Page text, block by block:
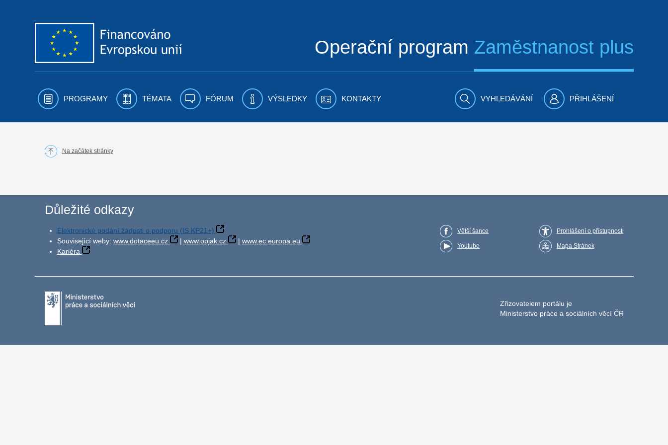
Operační program Zaměstnanost plus
PROGRAMY TÉMATA FÓRUM VÝSLEDKY KONTAKTY VYHLEDÁVÁNÍ PŘIHLÁŠENÍ
Na začátek stránky
Důležité odkazy
Elektronické podání žádosti o podporu (IS KP21+)
Související weby: www.dotaceeu.cz | www.opjak.cz | www.ec.europa.eu
Kariéra
Větší šance
Youtube
Prohlášení o přístupnosti
Mapa Stránek
Zřizovatelem portálu je
Ministerstvo práce a sociálních věcí ČR